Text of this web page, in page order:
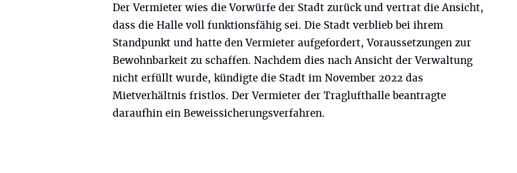
Der Vermieter wies die Vorwürfe der Stadt zurück und vertrat die Ansicht,
dass die Halle voll funktionsfähig sei. Die Stadt verblieb bei ihrem
Standpunkt und hatte den Vermieter aufgefordert, Voraussetzungen zur
Bewohnbarkeit zu schaffen. Nachdem dies nach Ansicht der Verwaltung
nicht erfüllt wurde, kündigte die Stadt im November 2022 das
Mietverhältnis fristlos. Der Vermieter der Traglufthalle beantragte
daraufhin ein Beweissicherungsverfahren.